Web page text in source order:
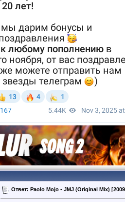
Ответ: Paolo Mojo - JMJ (Original Mix)